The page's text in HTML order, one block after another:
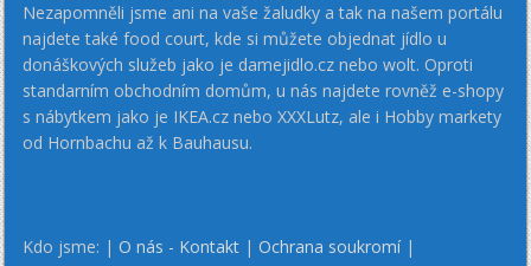
Nezapomněli jsme ani na vaše žaludky a tak na našem portálu
najdete také food court, kde si můžete objednat jídlo u
donáškových služeb jako je damejidlo.cz nebo wolt. Oproti
standarním obchodním domům, u nás najdete rovněž e-shopy
s nábytkem jako je IKEA.cz nebo XXXLutz, ale i Hobby markety
od Hornbachu až k Bauhausu.
Kdo jsme: |O nás - Kontakt |Ochrana soukromí|